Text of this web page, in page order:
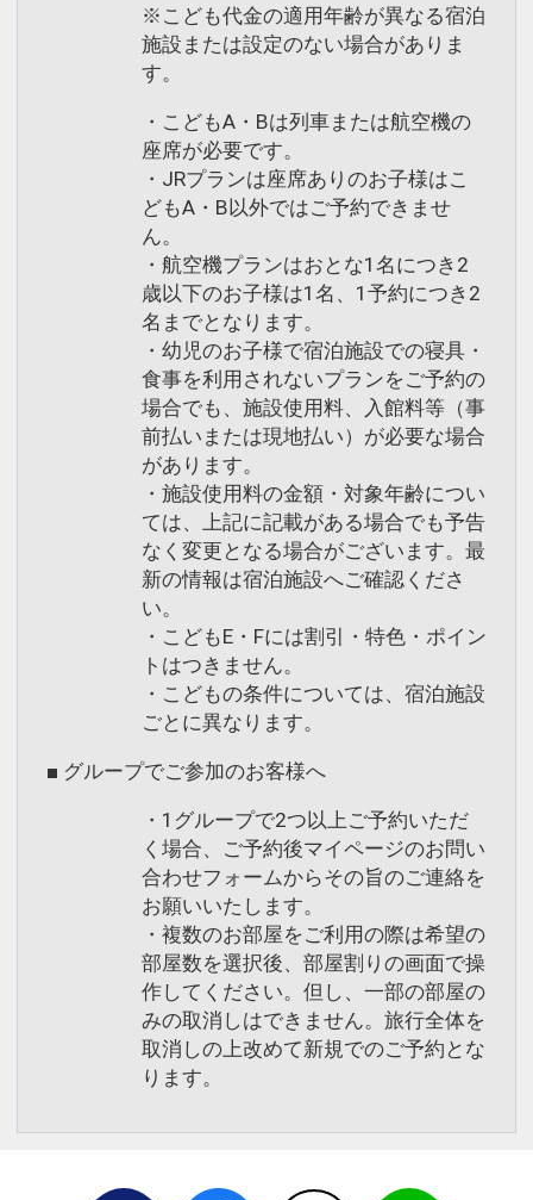
※こども代金の適用年齢が異なる宿泊
施設または設定のない場合がありま
す。
・こどもA・Bは列車または航空機の
座席が必要です。
・JRプランは座席ありのお子様はこ
どもA・B以外ではご予約できませ
ん。
・航空機プランはおとな1名につき2
歳以下のお子様は1名、1予約につき2
名までとなります。
・幼児のお子様で宿泊施設での寝具・
食事を利用されないプランをご予約の
場合でも、施設使用料、入館料等（事
前払いまたは現地払い）が必要な場合
があります。
・施設使用料の金額・対象年齢につい
ては、上記に記載がある場合でも予告
なく変更となる場合がございます。最
新の情報は宿泊施設へご確認くださ
い。
・こどもE・Fには割引・特色・ポイン
トはつきません。
・こどもの条件については、宿泊施設
ごとに異なります。
■ グループでご参加のお客様へ
・1グループで2つ以上ご予約いただ
く場合、ご予約後マイページのお問い
合わせフォームからその旨のご連絡を
お願いいたします。
・複数のお部屋をご利用の際は希望の
部屋数を選択後、部屋割りの画面で操
作してください。但し、一部の部屋の
みの取消しはできません。旅行全体を
取消しの上改めて新規でのご予約とな
ります。